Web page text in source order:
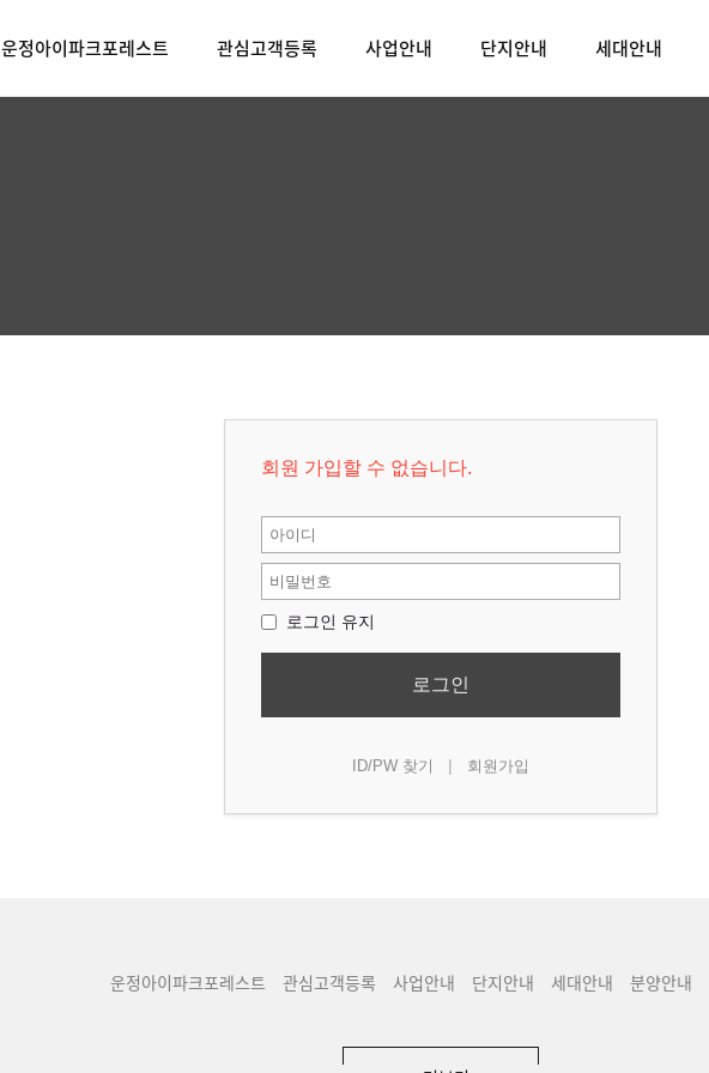
운정아이파크포레스트 관심고객등록 사업안내 단지안내 세대안내
회원 가입할 수 없습니다.
로그인 유지
로그인
ID/PW 찾기 | 회원가입
운정아이파크포레스트 관심고객등록 사업안내 단지안내 세대안내 분양안내